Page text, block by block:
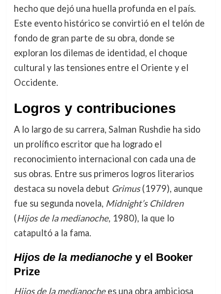
hecho que dejó una huella profunda en el país.
Este evento histórico se convirtió en el telón de
fondo de gran parte de su obra, donde se
exploran los dilemas de identidad, el choque
cultural y las tensiones entre el Oriente y el
Occidente.
Logros y contribuciones
A lo largo de su carrera, Salman Rushdie ha sido
un prolífico escritor que ha logrado el
reconocimiento internacional con cada una de
sus obras. Entre sus primeros logros literarios
destaca su novela debut Grimus(1979), aunque
fue su segunda novela, Midnight’s Children
(Hijos de la medianoche, 1980), la que lo
catapultó a la fama.
Hijos de la medianochey el Booker
Prize
Hijos de la medianochees una obra ambiciosa